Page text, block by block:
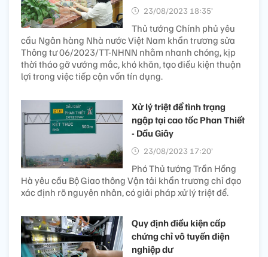
23/08/2023 18:35’
Thủ tướng Chính phủ yêu
cầu Ngân hàng Nhà nước Việt Nam khẩn trương sửa
Thông tư 06/2023/TT-NHNN nhằm nhanh chóng, kịp
thời tháo gỡ vướng mắc, khó khăn, tạo điều kiện thuận
lợi trong việc tiếp cận vốn tín dụng.
Xử lý triệt để tình trạng
ngập tại cao tốc Phan Thiết
- Dầu Giây
23/08/2023 17:20’
Phó Thủ tướng Trần Hồng
Hà yêu cầu Bộ Giao thông Vận tải khẩn trương chỉ đạo
xác định rõ nguyên nhân, có giải pháp xử lý triệt để.
Quy định điều kiện cấp
chứng chỉ vô tuyến điện
nghiệp dư